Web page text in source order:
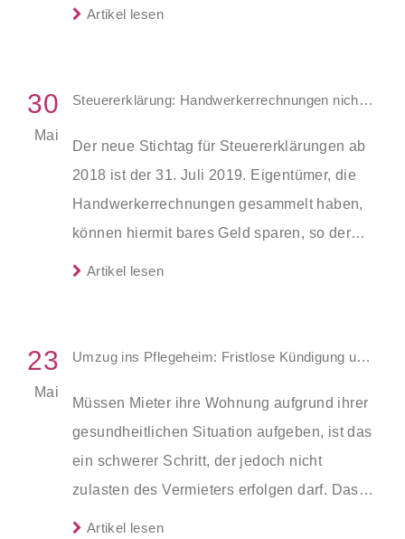
Städten und Gemeinden – doch durch die
Artikel lesen
30
Mai
Steuererklärung: Handwerkerrechnungen nicht vergessen
Der neue Stichtag für Steuererklärungen ab
2018 ist der 31. Juli 2019. Eigentümer, die
Handwerkerrechnungen gesammelt haben,
können hiermit bares Geld sparen, so der
Verband Privater Bauherren (VPB). Hierbei
Artikel lesen
23
Mai
Umzug ins Pflegeheim: Fristlose Kündigung unzulässig
Müssen Mieter ihre Wohnung aufgrund ihrer
gesundheitlichen Situation aufgeben, ist das
ein schwerer Schritt, der jedoch nicht
zulasten des Vermieters erfolgen darf. Das
Amtsgericht Berlin-Charlottenburg
Artikel lesen